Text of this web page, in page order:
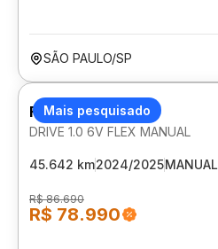
SÃO PAULO/SP
Mais pesquisado
FIAT CRONOS
DRIVE 1.0 6V FLEX MANUAL
45.642 km2024/2025MANUAL
R$ 86.690
R$ 78.990